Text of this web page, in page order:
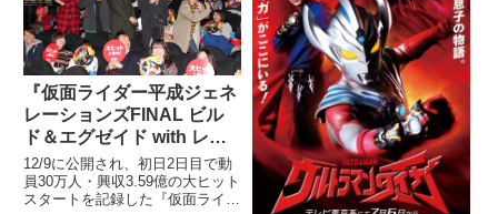
『仮面ライダー平成ジェネ
レーションズFINAL ビル
ド＆エグゼイド with レジ
ェンドライダー』大ヒット
御礼舞台挨拶レポート！映
司＆アンク、紘汰、タケル
12/9に公開され、初日2日目で動
員30万人・興収3.59億の大ヒット
スタートを記録した『仮面ライダ